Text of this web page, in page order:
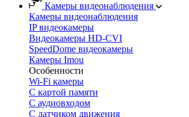
Камеры видеонаблюдения
Камеры видеонаблюдения
IP видеокамеры
Видеокамеры HD-CVI
SpeedDome видеокамеры
Камеры Imou
Особенности
Wi-Fi камеры
С картой памяти
С аудиовходом
С датчиком движения